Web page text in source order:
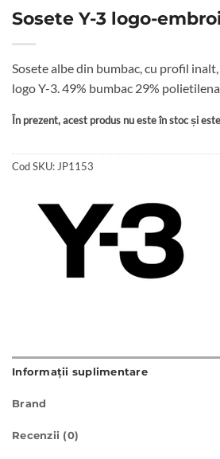
Sosete Y-3 logo-
Sosete albe din bumbac, cu profil
logo Y-3. 49% bumbac 29%
În prezent, acest produs nu este în stoc și
Cod SKU: JP1153
Informații suplimentare
Brand
Recenzii (0)